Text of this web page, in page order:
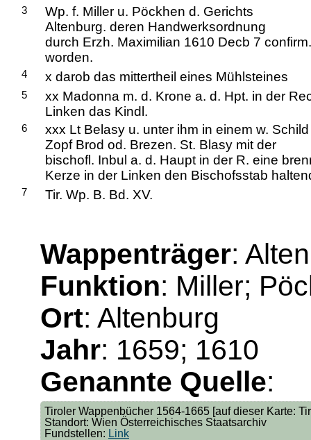
3
Wp. f. Miller u. Pöckhen d. Gerichts
Altenburg. deren Handwerksordnung
durch Erzh. Maximilian 1610 Decb 7 confirm.
worden.
4 x darob das mittertheil eines Mühlsteines
5
xx Madonna m. d. Krone a. d. Hpt. in der
Linken das Kindl.
6
xxx Lt Belasy u. unter ihm in einem w.
Zopf Brod od. Brezen. St. Blasy mit der
bischofl. Inbul a. d. Haupt in der R. eine
Kerze in der Linken den Bischofsstab
7 Tir. Wp. B. Bd. XV.
Wappenträger:
Funktion: Miller;
Ort: Altenburg
Jahr: 1659; 1610
Genannte Quelle:
Tiroler Wappenbücher 1564-1665 [auf dieser Karte:
Standort: Wien Österreichisches Staatsarchiv
Fundstellen: Link